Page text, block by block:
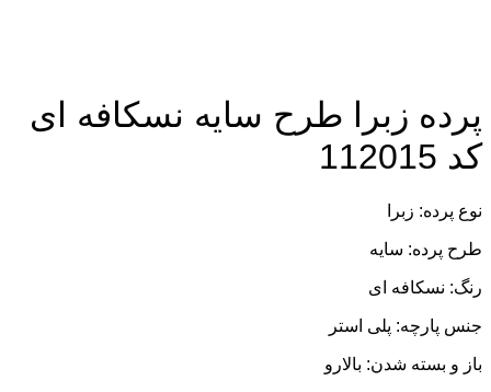
پرده زبرا طرح سایه نسکافه ای
کد 112015
نوع پرده: زبرا
طرح پرده: سایه
رنگ: نسکافه ای
جنس پارچه: پلی استر
باز و بسته شدن: بالارو